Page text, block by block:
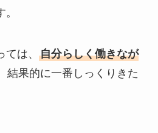
は、
自分らしく働きなが
結果的に一番しっくりきた